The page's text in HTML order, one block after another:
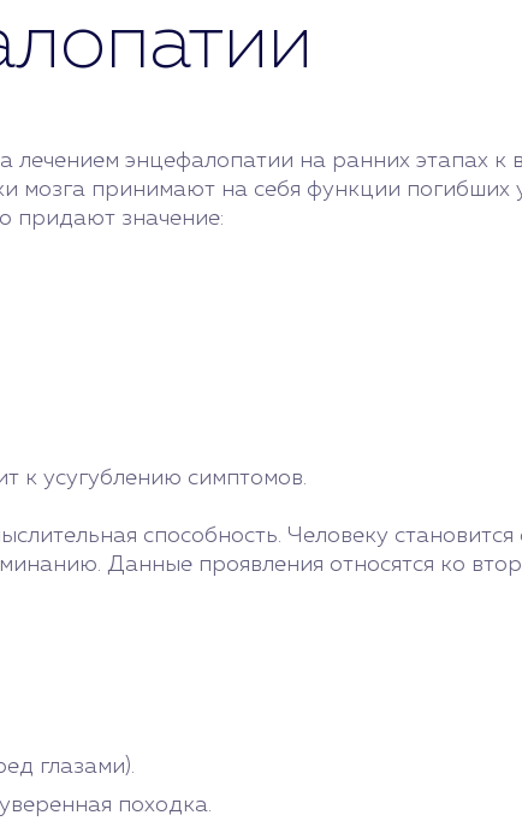
лечением энцефалопатии на ранних этапах
мозга принимают на себя функции
придают значение:
к усугублению симптомов.
способность. Человеку
Данные проявления относятся ко
глазами).
походка.